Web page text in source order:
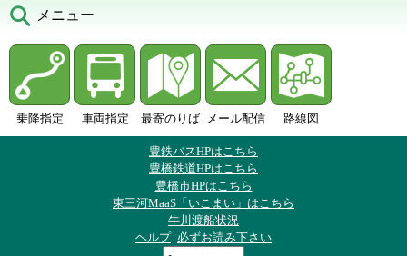
メニュー
乗降指定 車両指定 最寄のりば メール配信 路線図
豊鉄バスHPはこちら
豊橋鉄道HPはこちら
豊橋市HPはこちら
東三河MaaS「いこまい」はこちら
牛川渡船状況
ヘルプ 必ずお読み下さい